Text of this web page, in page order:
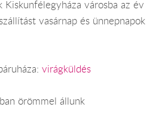
Kiskunfélegyháza városba az év
vasárnap és ünnepnapok
virágküldés
örömmel állunk